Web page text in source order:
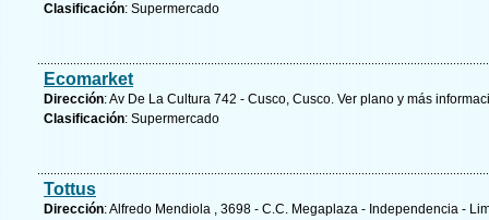
Clasificación: Supermercado
Ecomarket
Dirección: Av De La Cultura 742 - Cusco, Cusco. Ver plano y más
Clasificación: Supermercado
Tottus
Dirección: Alfredo Mendiola , 3698 - C.C. Megaplaza - Independencia -